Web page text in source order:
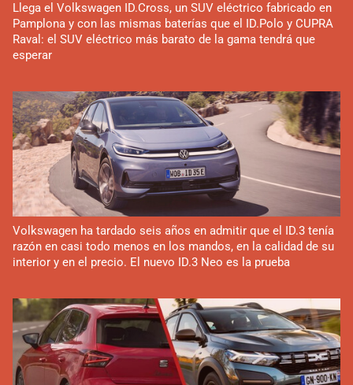
Llega el Volkswagen ID.Cross, un SUV eléctrico fabricado en
Pamplona y con las mismas baterías que el ID.Polo y CUPRA
Raval: el SUV eléctrico más barato de la gama tendrá que
esperar
Volkswagen ha tardado seis años en admitir que el ID.3 tenía
razón en casi todo menos en los mandos, en la calidad de su
interior y en el precio. El nuevo ID.3 Neo es la prueba